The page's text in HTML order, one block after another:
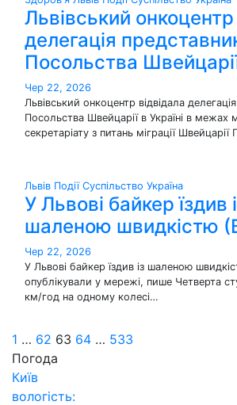
Львівський онкоцентр
делегація
Посольства Швейцарії
Чер 22, 2026
Львівський онкоцентр відвідала
Посольства Швейцарії в Україні в межах
секретаріату з питань міграції
Львів Події Суспільство Україна
У Львові байкер їздив
шаленою швидкістю
Чер 22, 2026
У Львові байкер їздив із шаленою
опублікували у мережі, пише Четверта
км/год на одному колесі…
Пагінація
записів
1 … 62 63 64 … 533
Погода
Київ
вологість: